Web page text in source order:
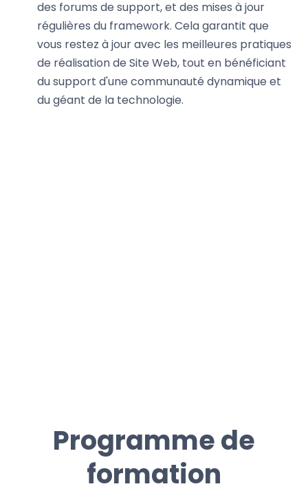
des forums de support, et des mises à jour
régulières du framework. Cela garantit que
vous restez à jour avec les meilleures pratiques
de réalisation de Site Web, tout en bénéficiant
du support d'une communauté dynamique et
du géant de la technologie.
Programme de
formation